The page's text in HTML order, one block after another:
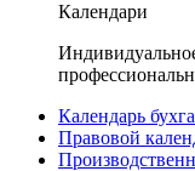
Календари
Календарь
Правовой